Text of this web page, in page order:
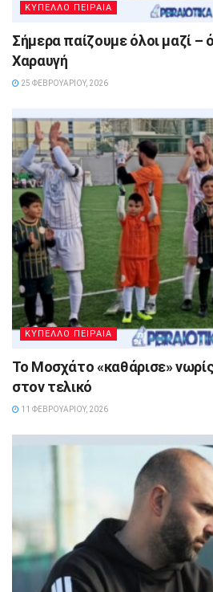
ΚΥΠΕΛΛΟ ΠΕΙΡΑΙΑ
Σήμερα παίζουμε όλοι μαζί –
Χαραυγή
25 ΦΕΒΡΟΥΑΡΊΟΥ, 2026
ΚΥΠΕΛΛΟ ΠΕΙΡΑΙΑ
Το Μοσχάτο «καθάρισε»
στον τελικό
11 ΦΕΒΡΟΥΑΡΊΟΥ, 2026